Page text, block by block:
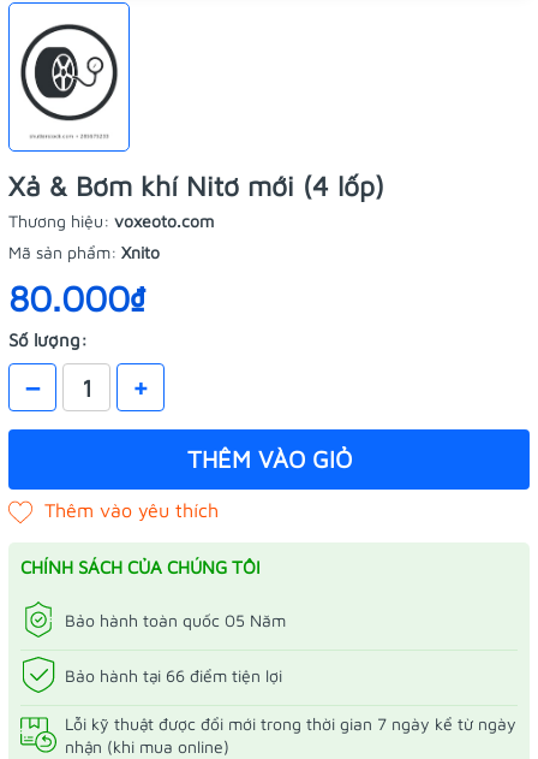
Xả & Bơm khí Nitơ mới (4 lốp)
Thương hiệu: voxeoto.com
Mã sản phẩm: Xnito
80.000₫
Số lượng:
– +
THÊM VÀO GIỎ
CHÍNH SÁCH CỦA CHÚNG TÔI
Bảo hành toàn quốc 05 Năm
Bảo hành tại 66 điểm tiện lợi
Lỗi kỹ thuật được đổi mới trong thời gian 7 ngày kể từ ngày
nhận (khi mua online)